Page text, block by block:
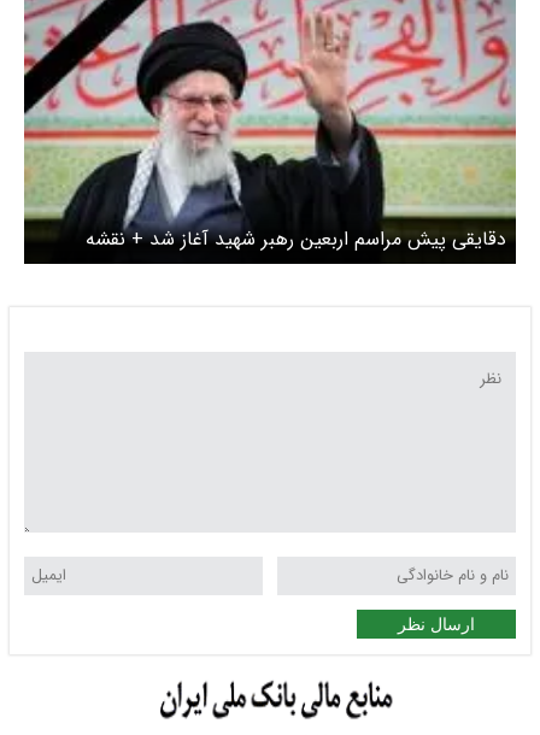
دقایقی پیش مراسم اربعین رهبر شهید آغاز شد + نقشه
ارسال نظر